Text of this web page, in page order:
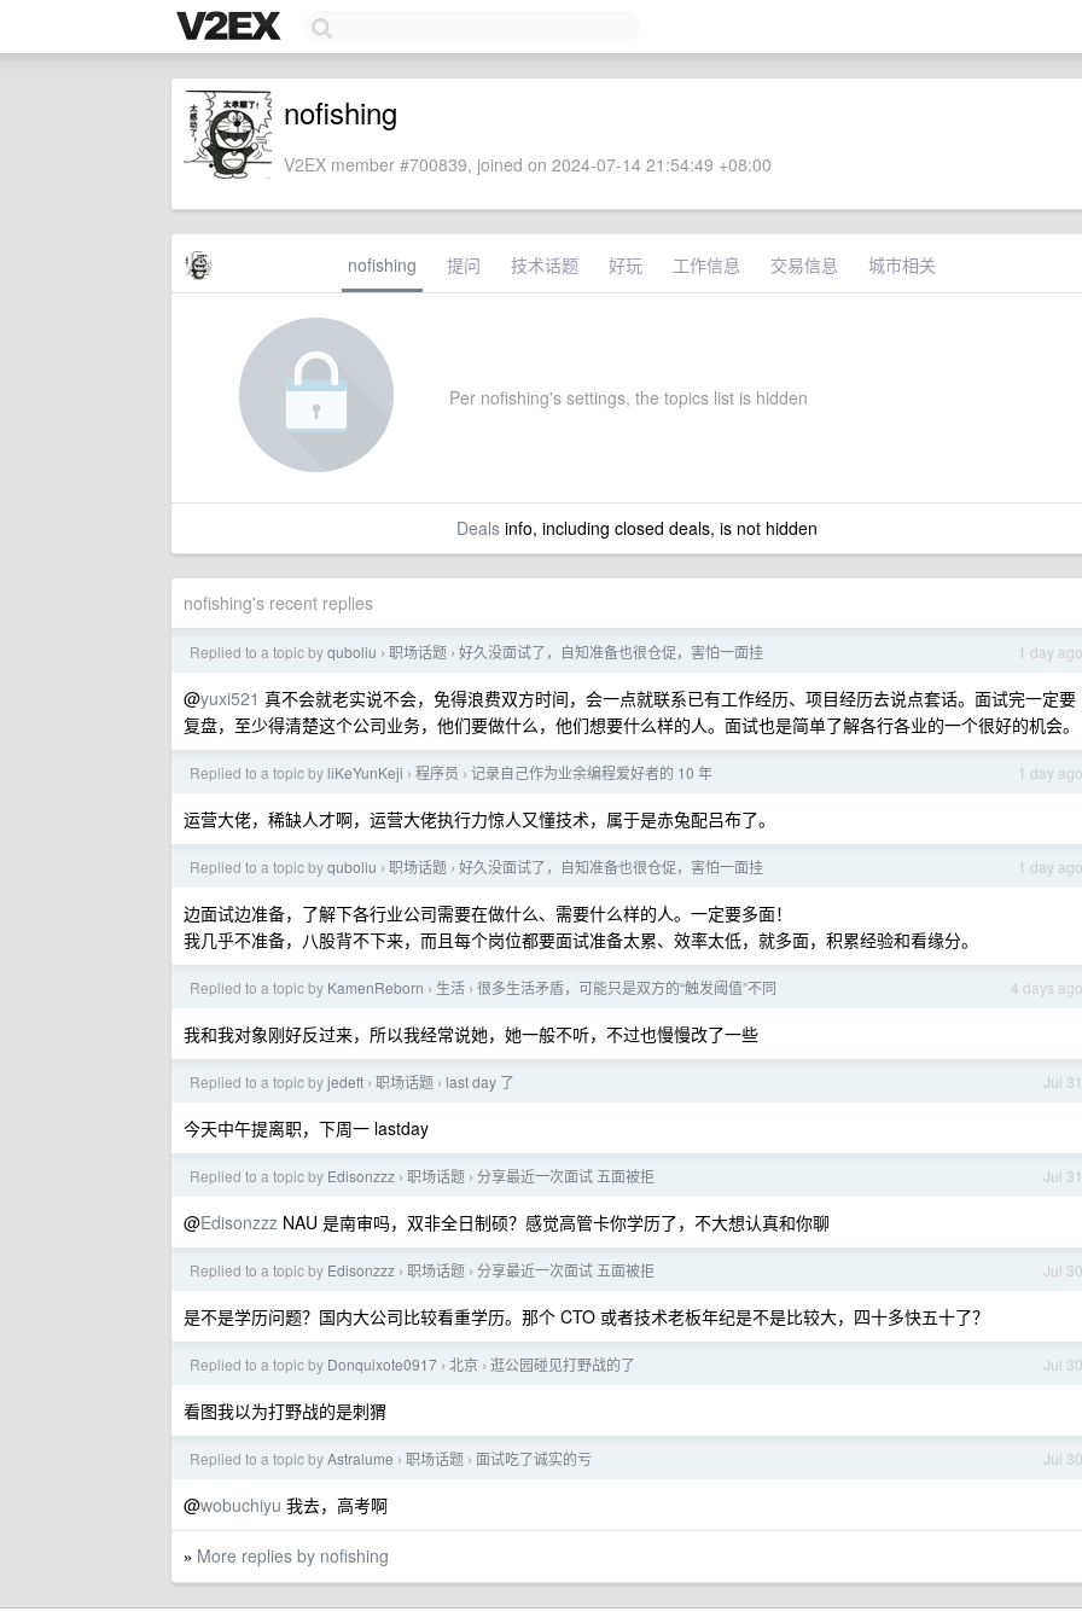
nofishing
V2EX member #700839, joined on 2024-07-14 21:54:49 +08:00
nofishing 提问 技术话题 好玩 工作信息 交易信息 城市相关
Per nofishing's settings, the topics list is hidden
Dealsinfo, including closed deals, is not hidden
nofishing's recent replies
1 day ago
Replied to a topic byquboliu › 职场话题 › 好久没面试了，自知准备也很仓促，害怕一面挂
@yuxi521 真不会就老实说不会，免得浪费双方时间，会一点就联系已有工作经历、项目经历去说点套话。面试完一定要
复盘，至少得清楚这个公司业务，他们要做什么，他们想要什么样的人。面试也是简单了解各行各业的一个很好的机会。
1 day ago
Replied to a topic by liKeYunKeji › 程序员 › 记录自己作为业余编程爱好者的 10 年
运营大佬，稀缺人才啊，运营大佬执行力惊人又懂技术，属于是赤兔配吕布了。
1 day ago
Replied to a topic byquboliu › 职场话题 › 好久没面试了，自知准备也很仓促，害怕一面挂
边面试边准备，了解下各行业公司需要在做什么、需要什么样的人。一定要多面！
我几乎不准备，八股背不下来，而且每个岗位都要面试准备太累、效率太低，就多面，积累经验和看缘分。
4 days ago
Replied to a topic by KamenReborn › 生活 › 很多生活矛盾，可能只是双方的“触发阈值”不同
我和我对象刚好反过来，所以我经常说她，她一般不听，不过也慢慢改了一些
Jul 31
Replied to a topic byjedeft › 职场话题 › last day 了
今天中午提离职，下周一 lastday
Jul 31
Replied to a topic by Edisonzzz › 职场话题 › 分享最近一次面试 五面被拒
@Edisonzzz NAU 是南审吗，双非全日制硕？感觉高管卡你学历了，不大想认真和你聊
Jul 30
Replied to a topic by Edisonzzz › 职场话题 › 分享最近一次面试 五面被拒
是不是学历问题？国内大公司比较看重学历。那个 CTO 或者技术老板年纪是不是比较大，四十多快五十了？
Jul 30
Replied to a topic by Donquixote0917 › 北京 › 逛公园碰见打野战的了
看图我以为打野战的是刺猬
Jul 30
Replied to a topic byAstralume › 职场话题 › 面试吃了诚实的亏
@wobuchiyu 我去，高考啊
» More replies by nofishing